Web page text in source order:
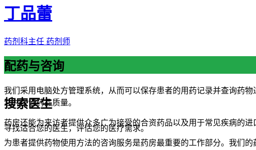
丁品蕾
药剂科主任 药剂师
配药与咨询
我们采用电脑处方管理系统，从而可以保存患者的用药记录并查询药
注并保证药品质量。
药房还能为来访者提供众多广为接受的合资药品以及用于常见疾病的
为患者提供药物使用方法的咨询服务是药房最重要的工作部分。我们
搜索医生
寻找适合您的医生，评估您的医疗需求。